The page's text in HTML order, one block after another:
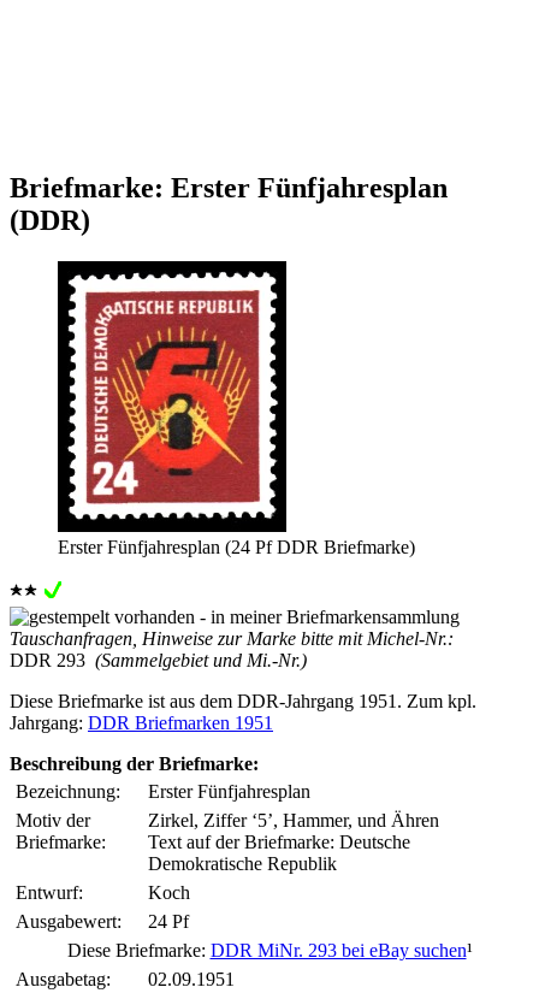
Briefmarke: Erster Fünfjahresplan
(DDR)
Erster Fünfjahresplan (24 Pf DDR Briefmarke)
Tauschanfragen, Hinweise zur Marke bitte mit Michel-Nr.:
DDR 293 (Sammelgebiet und Mi.-Nr.)
Diese Briefmarke ist aus dem DDR-Jahrgang 1951. Zum kpl.
Jahrgang: DDR Briefmarken 1951
Beschreibung der Briefmarke:
Bezeichnung:
Erster Fünfjahresplan
Motiv der
Briefmarke:
Zirkel, Ziffer ‘5’, Hammer, und Ähren
Text auf der Briefmarke: Deutsche
Demokratische Republik
Entwurf:
Koch
Ausgabewert:
24 Pf
Diese Briefmarke: DDR MiNr. 293 bei eBay suchen¹
Ausgabetag:
02.09.1951